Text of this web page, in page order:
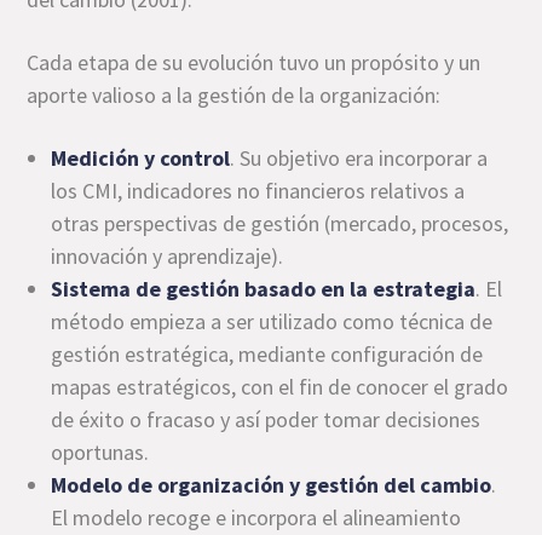
Cada etapa de su evolución tuvo un propósito y un
aporte valioso a la gestión de la organización:
Medición y control. Su objetivo era incorporar a
los CMI, indicadores no financieros relativos a
otras perspectivas de gestión (mercado, procesos,
innovación y aprendizaje).
Sistema de gestión basado en la estrategia. El
método empieza a ser utilizado como técnica de
gestión estratégica, mediante configuración de
mapas estratégicos, con el fin de conocer el grado
de éxito o fracaso y así poder tomar decisiones
oportunas.
Modelo de organización y gestión del cambio.
El modelo recoge e incorpora el alineamiento